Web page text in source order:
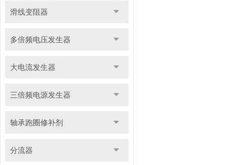
滑线变阻器
多倍频电压发生器
大电流发生器
三倍频电源发生器
轴承跑圈修补剂
分流器